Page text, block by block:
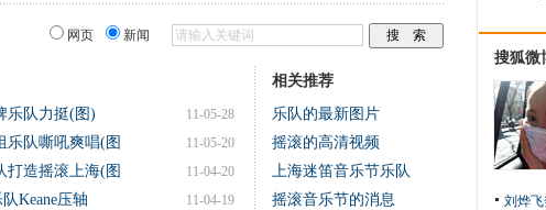
网页 新闻
11-05-28
乐队力挺(图)
11-05-20
乐队嘶吼爽唱(图
11-04-20
打造摇滚上海(图
11-04-19
Keane压轴
相关推荐
乐队的最新图片
摇滚的高清视频
上海迷笛音乐节乐队
摇滚音乐节的消息
搜狐微
刘烨